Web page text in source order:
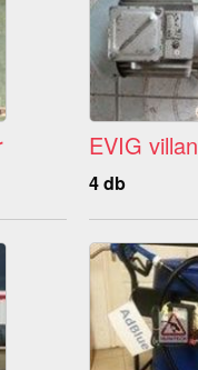
EVIG
4 db